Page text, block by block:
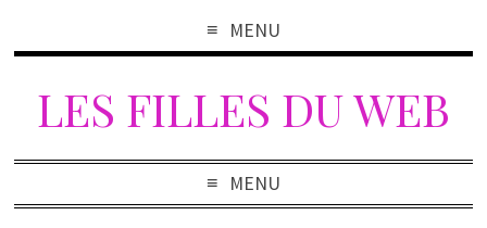
MENU
LES FILLES DU WEB
MENU